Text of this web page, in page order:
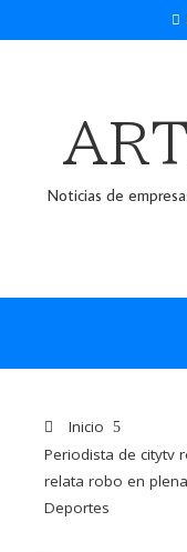
Noticias de
Inicio
Periodista de citytv
relata robo en
Deportes